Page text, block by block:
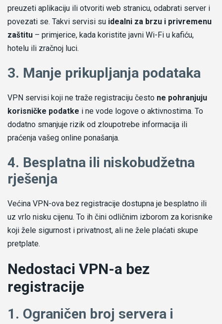
preuzeti aplikaciju ili otvoriti web stranicu, odabrati server i
povezati se. Takvi servisi su idealni za brzu i privremenu
zaštitu – primjerice, kada koristite javni Wi-Fi u kafiću,
hotelu ili zračnoj luci.
3. Manje prikupljanja podataka
VPN servisi koji ne traže registraciju često ne pohranjuju
korisničke podatke i ne vode logove o aktivnostima. To
dodatno smanjuje rizik od zloupotrebe informacija ili
praćenja vašeg online ponašanja.
4. Besplatna ili niskobudžetna
rješenja
Većina VPN-ova bez registracije dostupna je besplatno ili
uz vrlo nisku cijenu. To ih čini odličnim izborom za korisnike
koji žele sigurnost i privatnost, ali ne žele plaćati skupe
pretplate.
Nedostaci VPN-a bez
registracije
1. Ograničen broj servera i